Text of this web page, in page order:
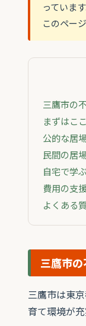
っています
このペー
三鷹市の
まずはこ
公的な居
民間の居
自宅で学
費用の支
よくある
三鷹市
三鷹市は東
育て環境が